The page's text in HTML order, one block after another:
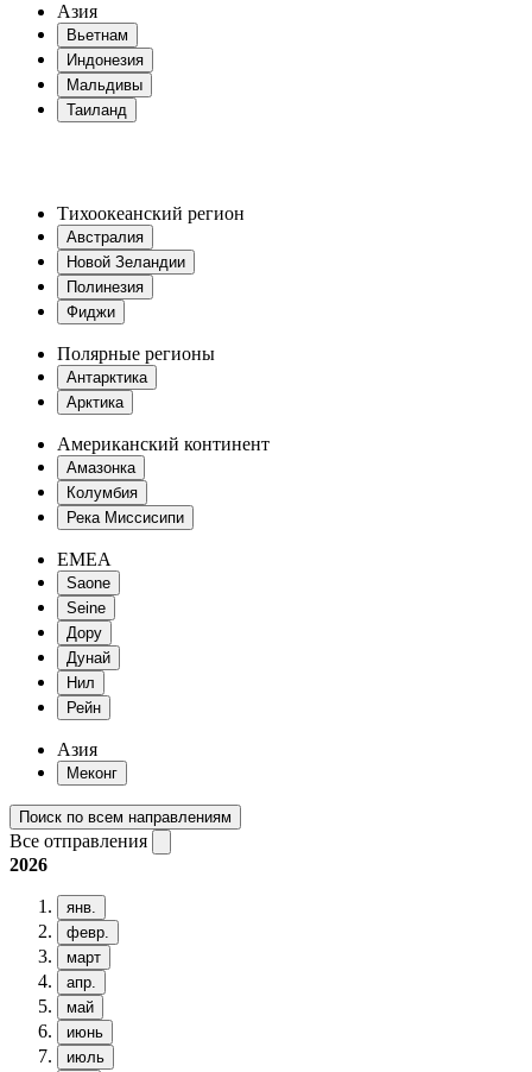
Азия
Вьетнам
Индонезия
Мальдивы
Таиланд
Тихоокеанский регион
Австралия
Новой Зеландии
Полинезия
Фиджи
Полярные регионы
Антарктика
Арктика
Американский континент
Амазонка
Колумбия
Река Миссисипи
EMEA
Saone
Seine
Дору
Дунай
Нил
Рейн
Азия
Меконг
Поиск по всем направлениям
Все отправления
2026
янв.
февр.
март
апр.
май
июнь
июль